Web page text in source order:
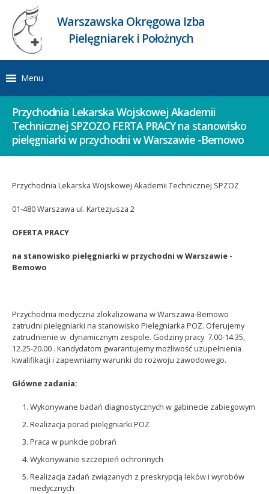
Warszawska Okręgowa Izba
Pielęgniarek i Położnych
Menu
Przychodnia Lekarska Wojskowej Akademii
Technicznej SPZOZO FERTA PRACY na stanowisko
pielęgniarki w przychodni w Warszawie -Bemowo
Przychodnia Lekarska Wojskowej Akademii Technicznej SPZOZ
01-480 Warszawa ul. Kartezjusza 2
OFERTA PRACY
na stanowisko pielęgniarki w przychodni w Warszawie -
Bemowo
Przychodnia medyczna zlokalizowana w Warszawa-Bemowo
zatrudni pielęgniarki na stanowisko Pielęgniarka POZ. Oferujemy
zatrudnienie w dynamicznym zespole. Godziny pracy 7.00-14.35,
12.25-20.00 . Kandydatom gwarantujemy możliwość uzupełnienia
kwalifikacji i zapewniamy warunki do rozwoju zawodowego.
Główne zadania:
Wykonywane badań diagnostycznych w gabinecie zabiegowym
Realizacja porad pielęgniarki POZ
Praca w punkcie pobrań
Wykonywanie szczepień ochronnych
Realizacja zadań związanych z preskrypcją leków i wyrobów
medycznych